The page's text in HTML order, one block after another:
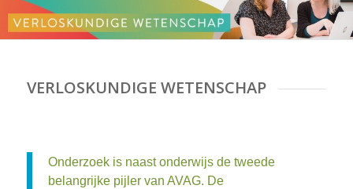
VERLOSKUNDIGE WETENSCHAP
Onderzoek is naast onderwijs de tweede
belangrijke pijler van AVAG. De